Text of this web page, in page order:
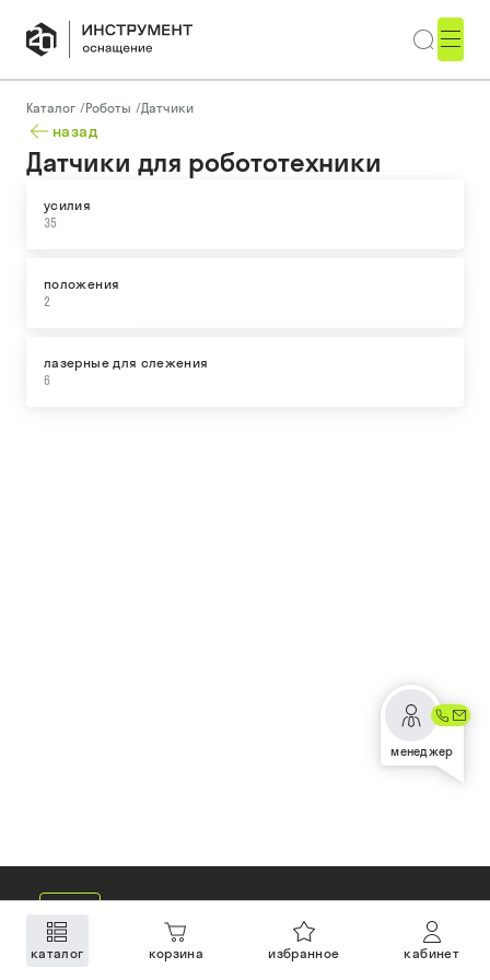
каталог корзина избранное кабинет
Каталог /Роботы /Датчики
назад
Датчики для робототехники
усилия
35
положения
2
лазерные для слежения
6
менеджер